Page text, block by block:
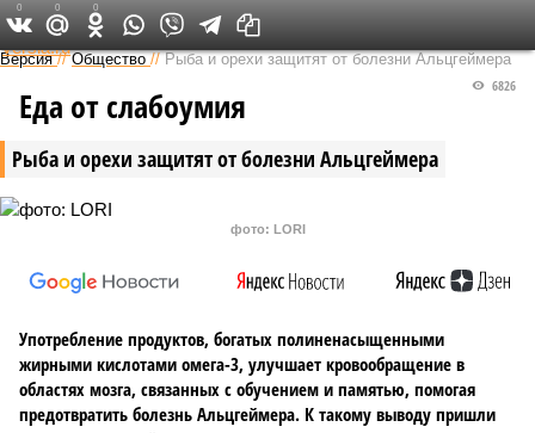
Федеральный выпуск
Версия //Общество //Рыба и орехи защитят от болезни Альцгеймера
Рыба и орехи защитят от болезни Альцгеймера
6826
Еда от слабоумия
фото: LORI
Употребление продуктов, богатых полиненасыщенными
жирными кислотами омега-3, улучшает кровообращение в
областях мозга, связанных с обучением и памятью, помогая
предотвратить болезнь Альцгеймера. К такому выводу пришли
0 0 0